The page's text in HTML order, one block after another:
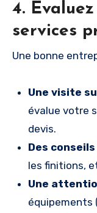
4.
services
Une bonne
Une visite
évalue votre
devis.
Des
les finitions,
Une
équipements